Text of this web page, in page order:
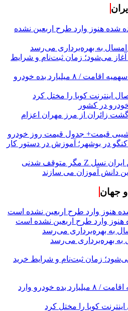
داده شده هنوز وارد طرح اربعین نشده
امسال به بهره‌برداری می‌رسد
می‌شود؛ زمان ثبت‌نام و شرایط
کاسبی خارج‌نشین‌ها با سهمیه اقامت / ۸ میلیارد بده خودرو
اینترنت کوبا را مختل کرد
بازگشت زائران از مرز مهران اعزام
قیمت+ جدول قیمت روز خودرو
در بوشهر؛ آموزش در دستور کار
سیلیکن ولیِ تهران؛ این ایران نسل Z مگر متوقف شدنی
دانش آموزان می سازند
جهان
به بهره‌برداری می‌رسد
زمان ثبت‌نام و شرایط خرید
کاسبی خارج‌نشین‌ها با سهمیه اقامت / ۸ میلیارد بده خودرو وارد